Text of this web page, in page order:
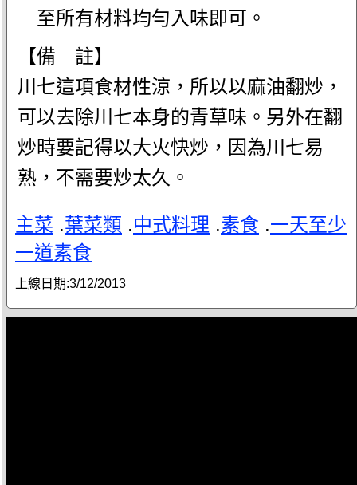
至所有材料均勻入味即可。
【備 註】
川七這項食材性涼，所以以麻油翻炒，
可以去除川七本身的青草味。另外在翻
炒時要記得以大火快炒，因為川七易
熟，不需要炒太久。
主菜 .葉菜類 .中式料理 .素食 .一天至少
一道素食
上線日期:3/12/2013